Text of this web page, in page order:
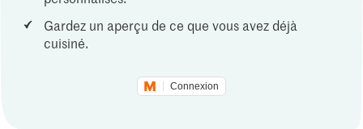
Gardez un aperçu de ce que vous avez déjà
cuisiné.
Connexion